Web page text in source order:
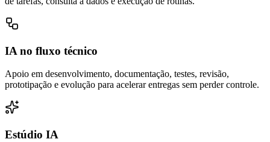
IA no fluxo técnico
Apoio em desenvolvimento, documentação, testes, revisão,
prototipação e evolução para acelerar entregas sem perder controle.
Estúdio IA